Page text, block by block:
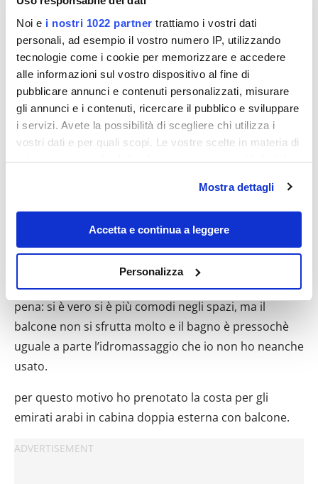
Noi e i nostri 1022 partner trattiamo i vostri dati
personali, ad esempio il vostro numero IP, utilizzando
tecnologie come i cookie per memorizzare e accedere
alle informazioni sul vostro dispositivo al fine di
pubblicare annunci e contenuti personalizzati, misurare
gli annunci e i contenuti, ricercare il pubblico e sviluppare
i servizi. Avete la possibilità di scegliere chi utilizza i
vostri dati e per quali scopi. Le vostre scelte in materia di
privacy sono applicabili solo su questa proprietà digitale
modificare o revocare il proprio consenso in qualsiasi
momento dalla Dichiarazione sui cookie o facendo clic
sull'icona di attivazione della privacy.
raccogliere informazioni sulla tua posizione
geografica, con un'approssimazione di qualche
metro,
Identificare il tuo dispositivo, scansionandolo
attivamente alla ricerca di caratteristiche specifiche
(impronte digitali).
e imposta le tue preferenze nellasezione dettagli. Puoi
modificare o ritirare il tuo consenso in qualsiasi momento
Mostra dettagli
Accetta e continua a leggere
Personalizza
inoltre voglio precisare che io soggiornavo in una
panorama suite pensando che sarebbe stata più
comoda e bella di una cabina esterna con balcone.
il prezzo per ottenerla non ne vale sinceramente la
pena: si è vero si è più comodi negli spazi, ma il
balcone non si sfrutta molto e il bagno è pressochè
uguale a parte l’idromassaggio che io non ho neanche
usato.
per questo motivo ho prenotato la costa per gli
emirati arabi in cabina doppia esterna con balcone.